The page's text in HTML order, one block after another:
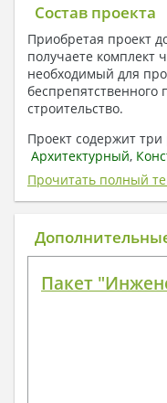
Состав проекта
Приобретая проект
получаете комплект
необходимый для
строительство.
Проект содержит три
Архитектурный,
отопление,
электроснабжение
плату) +
1. Архитектурный
План
Поэтажные
Разрезы и
Фасады с
Прочитать полный
Пакет